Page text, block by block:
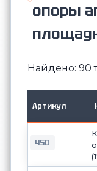
опоры
Найдено: 90
Артикул
450